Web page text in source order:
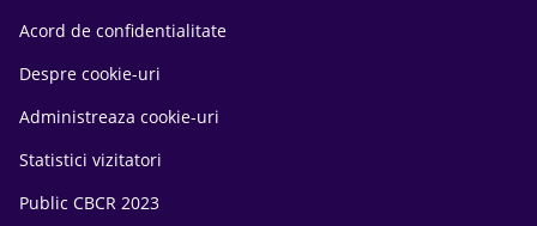
Acord de confidentialitate
Despre cookie-uri
Administreaza cookie-uri
Statistici vizitatori
Public CBCR 2023